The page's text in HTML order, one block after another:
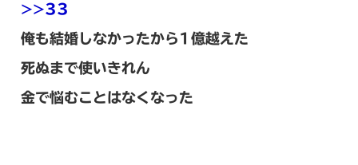
>>33
俺も結婚しなかったから1億越えた
死ぬまで使いきれん
金で悩むことはなくなった